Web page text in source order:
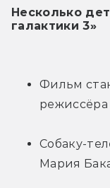
Несколько
галактики 3»
Фильм
Собаку-
Мария